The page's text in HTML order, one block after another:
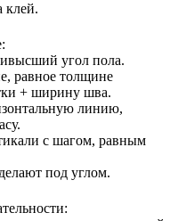
клей.
угол пола.
равное толщине
+ ширину шва.
линию,
с шагом, равным
под углом.